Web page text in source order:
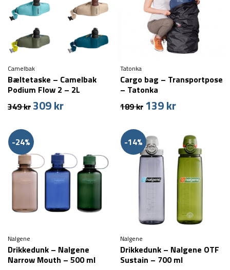
Camelbak
Bæltetaske – Camelbak
Podium Flow 2 – 2L
349kr Den
var:
349 kr.
309krDen
309 kr.
Tatonka
Cargo bag – Transportpose
– Tatonka
189kr Den
var:
189 kr.
139krDen
er:
139 kr.
-24%
Nalgene
Drikkedunk – Nalgene
Narrow Mouth – 500 ml
-14%
Nalgene
Drikkedunk – Nalgene OTF
Sustain – 700 ml